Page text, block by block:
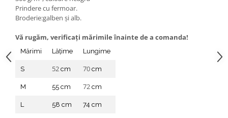
Prindere cu fermoar.
Broderie:galben și alb.
Vă rugăm, verificaţi mărimile înainte de a comanda!
Mărimi Lățime Lungime
S 52 cm 70 cm
M 55 cm 72 cm
L 58 cm 74 cm